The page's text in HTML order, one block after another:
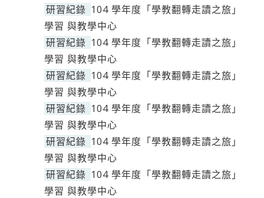
研習紀錄 104 學年度「學教翻轉走讀之旅」
學習 與教學中心
研習紀錄 104 學年度「學教翻轉走讀之旅」
學習 與教學中心
研習紀錄 104 學年度「學教翻轉走讀之旅」
學習 與教學中心
研習紀錄 104 學年度「學教翻轉走讀之旅」
學習 與教學中心
研習紀錄 104 學年度「學教翻轉走讀之旅」
學習 與教學中心
研習紀錄 104 學年度「學教翻轉走讀之旅」
學習 與教學中心